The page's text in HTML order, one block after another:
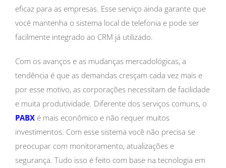
eficaz para as empresas. Esse serviço ainda garante que
você mantenha o sistema local de telefonia e pode ser
facilmente integrado ao CRM já utilizado.
Com os avanços e as mudanças mercadológicas, a
tendência é que as demandas cresçam cada vez mais e
por esse motivo, as corporações necessitam de facilidade
e muita produtividade. Diferente dos serviços comuns, o
PABX é mais econômico e não requer muitos
investimentos. Com esse sistema você não precisa se
preocupar com monitoramento, atualizações e
segurança. Tudo isso é feito com base na tecnologia em